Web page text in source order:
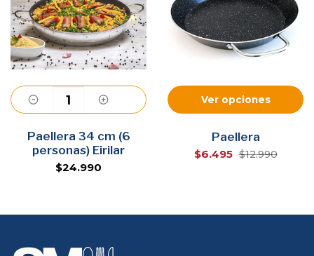
Agregar
Paellera 34 cm (6
personas) Eirilar
$24.990
Ver opciones
Paellera
$6.495 $12.990